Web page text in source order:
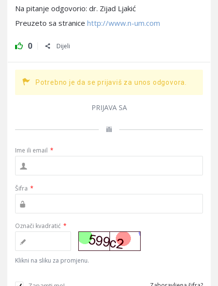
Na pitanje odgovorio: dr. Zijad Ljakić
Preuzeto sa stranice http://www.n-um.com
0 Dijeli
Potrebno je da se prijaviš za unos odgovora.
PRIJAVA SA
ili
Ime ili email *
Šifra *
Označi kvadratić *
Klikni na sliku za promjenu.